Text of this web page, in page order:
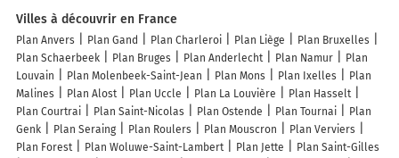
Villes à découvrir en France
Plan Anvers Plan Gand Plan Charleroi Plan Liège
Plan Bruxelles
Plan Schaerbeek
Plan Bruges Plan Anderlecht Plan Namur
Plan
Louvain
Plan Molenbeek-Saint-Jean Plan Mons Plan Ixelles
Plan
Malines
Plan Alost Plan Uccle Plan La Louvière
Plan Hasselt
Plan Courtrai
Plan Saint-Nicolas Plan Ostende Plan Tournai
Plan
Genk
Plan Seraing Plan Roulers Plan Mouscron
Plan Verviers
Plan Forest
Plan Woluwe-Saint-Lambert Plan Jette
Plan Saint-Gilles